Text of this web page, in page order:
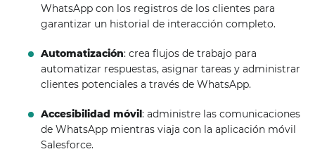
WhatsApp con los registros de los clientes para
garantizar un historial de interacción completo.
Automatización: crea flujos de trabajo para
automatizar respuestas, asignar tareas y administrar
clientes potenciales a través de WhatsApp.
Accesibilidad móvil: administre las comunicaciones
de WhatsApp mientras viaja con la aplicación móvil
Salesforce.